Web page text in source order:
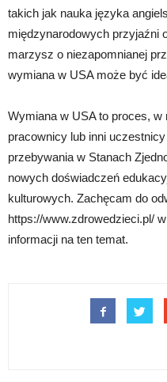
takich jak nauka języka
międzynarodowych przyjaźni
marzysz o niezapomnianej
wymiana w USA może być
Wymiana w USA to proces, w
pracownicy lub inni
przebywania w Stanach
nowych doświadczeń
kulturowych. Zachęcam do
https://www.zdrowedzieci.pl/
informacji na ten temat.